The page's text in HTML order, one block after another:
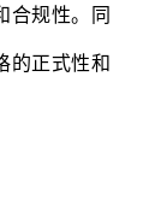
合规性。同
的正式性和